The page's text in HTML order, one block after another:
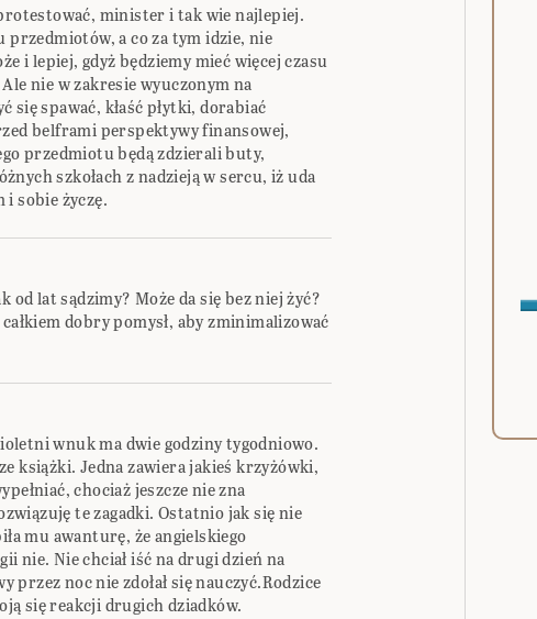
minister i tak wie najlepiej.
przedmiotów, a co za tym idzie, nie
i lepiej, gdyż będziemy mieć więcej czasu
nie w zakresie wyuczonym na
się spawać, kłaść płytki, dorabiać
belframi perspektywy finansowej,
przedmiotu będą zdzierali buty,
szkołach z nadzieją w sercu, iż uda
i sobie życzę.
od lat sądzimy? Może da się bez niej żyć?
dobry pomysł, aby zminimalizować
wnuk ma dwie godziny tygodniowo.
książki. Jedna zawiera jakieś krzyżówki,
chociaż jeszcze nie zna
te zagadki. Ostatnio jak się nie
mu awanturę, że angielskiego
nie. Nie chciał iść na drugi dzień na
przez noc nie zdołał się nauczyć.Rodzice
się reakcji drugich dziadków.